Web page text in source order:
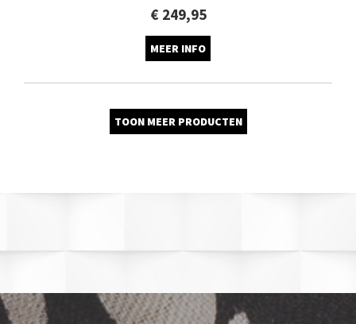
€ 249,95
MEER INFO
TOON MEER PRODUCTEN